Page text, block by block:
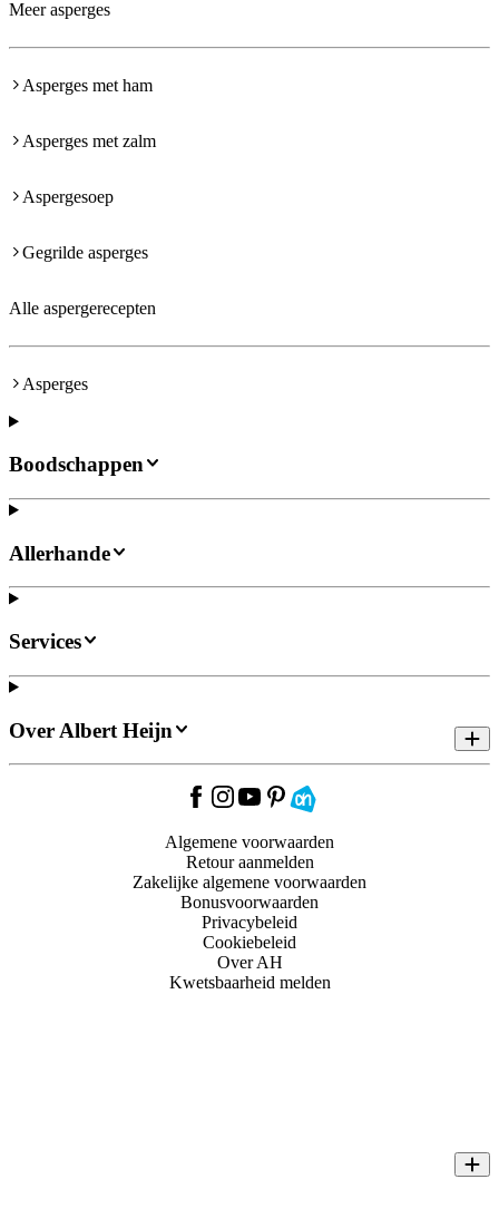
Meer asperges
Asperges met ham
Asperges met zalm
Aspergesoep
Gegrilde asperges
Alle aspergerecepten
Asperges
Boodschappen
Allerhande
Services
Over Albert Heijn
Algemene voorwaarden
Retour aanmelden
Zakelijke algemene voorwaarden
Bonusvoorwaarden
Privacybeleid
Cookiebeleid
Over AH
Kwetsbaarheid melden